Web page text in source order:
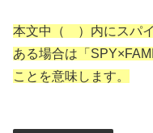
本文中（ ）内にスパ
ある場合は「
ことを意味します。